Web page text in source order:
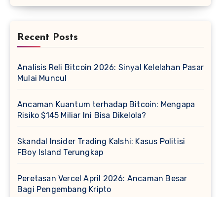
Recent Posts
Analisis Reli Bitcoin 2026: Sinyal Kelelahan Pasar
Mulai Muncul
Ancaman Kuantum terhadap Bitcoin: Mengapa
Risiko $145 Miliar Ini Bisa Dikelola?
Skandal Insider Trading Kalshi: Kasus Politisi
FBoy Island Terungkap
Peretasan Vercel April 2026: Ancaman Besar
Bagi Pengembang Kripto